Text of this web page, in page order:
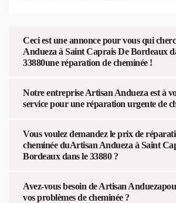
Ceci est une annonce pour vous qui
Andueza à Saint Caprais De Bordeaux
33880une réparation de cheminée !
Notre entreprise Artisan Andueza est à
service pour une réparation urgente de
Vous voulez demandez le prix de
cheminée duArtisan Andueza à Saint
Bordeaux dans le 33880 ?
Avez-vous besoin de Artisan
vos problèmes de cheminée ?